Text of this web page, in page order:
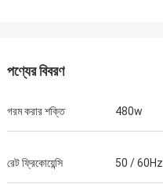
পণ্যের বিবরণ
গরম করার শক্তি 480w
রেট ফ্রিকোয়েন্সি 50 / 60Hz